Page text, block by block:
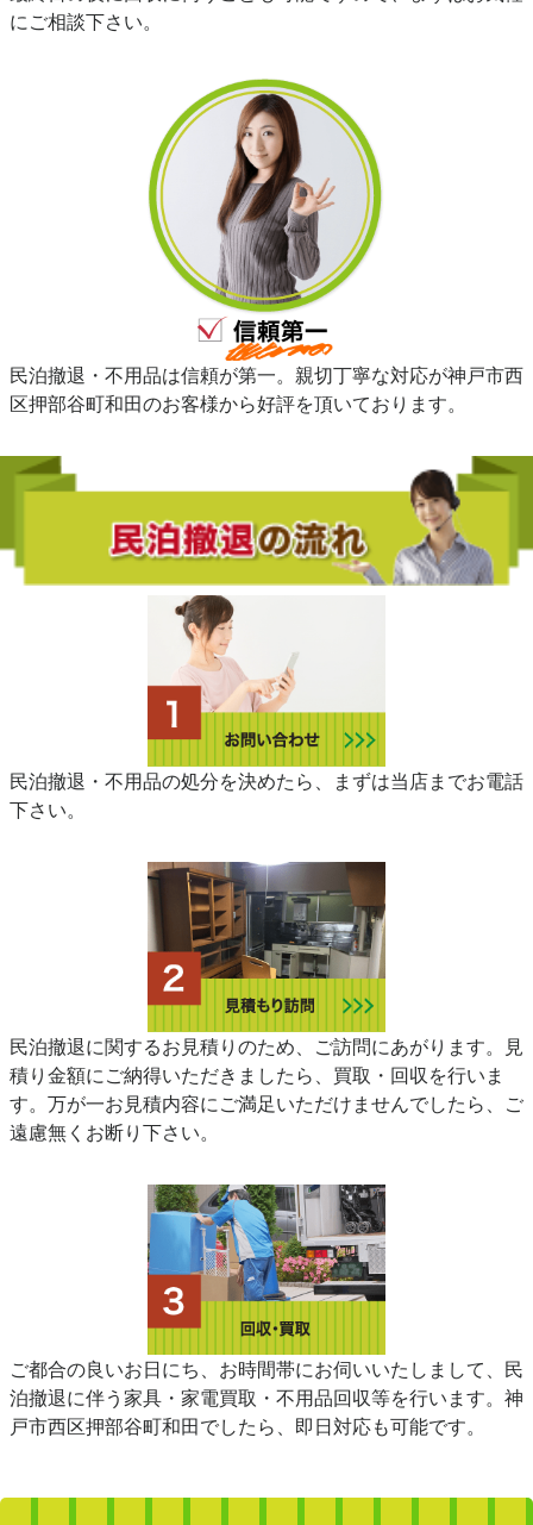
にご相談下さい。
民泊撤退・不用品は信頼が第一。親切丁寧な対応が神戸市西
区押部谷町和田のお客様から好評を頂いております。
民泊撤退・不用品の処分を決めたら、まずは当店までお電話
下さい。
民泊撤退に関するお見積りのため、ご訪問にあがります。見
積り金額にご納得いただきましたら、買取・回収を行いま
す。万が一お見積内容にご満足いただけませんでしたら、ご
遠慮無くお断り下さい。
ご都合の良いお日にち、お時間帯にお伺いいたしまして、民
泊撤退に伴う家具・家電買取・不用品回収等を行います。神
戸市西区押部谷町和田でしたら、即日対応も可能です。